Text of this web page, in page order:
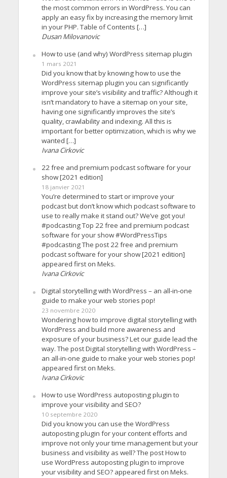
the most common errors in WordPress. You can
apply an easy fix by increasing the memory limit
in your PHP. Table of Contents […]
Dusan Milovanovic
How to use (and why) WordPress sitemap plugin
1 mars 2021
Did you know that by knowing how to use the
WordPress sitemap plugin you can significantly
improve your site’s visibility and traffic? Although it
isn’t mandatory to have a sitemap on your site,
having one significantly improves the site’s
quality, crawlability and indexing. All this is
important for better optimization, which is why we
wanted […]
Ivana Cirkovic
22 free and premium podcast software for your
show [2021 edition]
18 janvier 2021
You’re determined to start or improve your
podcast but don’t know which podcast software to
use to really make it stand out? We’ve got you!
#podcasting Top 22 free and premium podcast
software for your show #WordPressTips
#podcasting The post 22 free and premium
podcast software for your show [2021 edition]
appeared first on Meks.
Ivana Cirkovic
Digital storytelling with WordPress – an all-in-one
guide to make your web stories pop!
23 novembre 2020
Wondering how to improve digital storytelling with
WordPress and build more awareness and
exposure of your business? Let our guide lead the
way. The post Digital storytelling with WordPress –
an all-in-one guide to make your web stories pop!
appeared first on Meks.
Ivana Cirkovic
How to use WordPress autoposting plugin to
improve your visibility and SEO?
10 septembre 2020
Did you know you can use the WordPress
autoposting plugin for your content efforts and
improve not only your time management but your
business and visibility as well? The post How to
use WordPress autoposting plugin to improve
your visibility and SEO? appeared first on Meks.